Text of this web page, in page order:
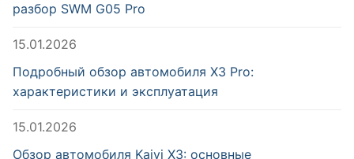
разбор SWM G05 Pro
15.01.2026
Подробный обзор автомобиля X3 Pro:
характеристики и эксплуатация
15.01.2026
Обзор автомобиля Kaiyi X3: основные